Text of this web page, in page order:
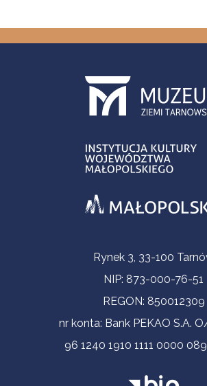
Informacje kontaktowe
Rynek 3, 33-100
NIP: 873-000-76-51
REGON: 850012309
nr konta: Bank PEKAO S.A.
96 1240 1910 1111 0000